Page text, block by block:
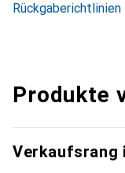
Rückgaberichtlinien
Produkte
Verkaufsrang